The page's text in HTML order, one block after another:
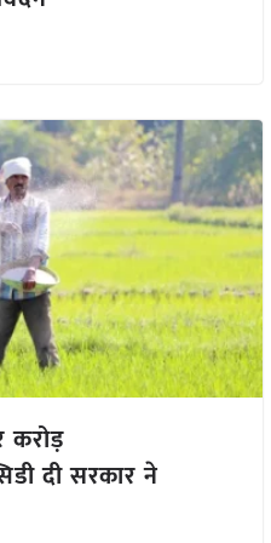
करोड़
दी सरकार ने